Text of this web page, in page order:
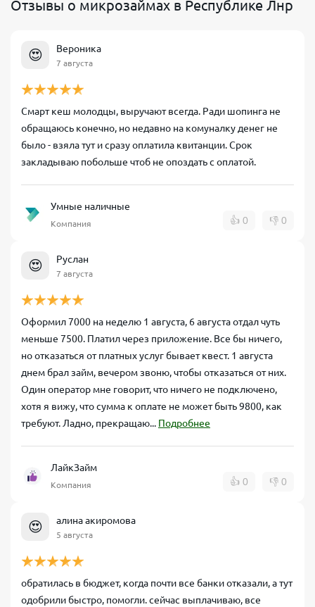
Отзывы о микрозаймах в Республике Лнр
😍 Вероника
7 августа
Смарт кеш молодцы, выручают всегда. Ради шопинга не
обращаюсь конечно, но недавно на комуналку денег не
было - взяла тут и сразу оплатила квитанции. Срок
закладываю побольше чтоб не опоздать с оплатой.
Умные наличные
Компания 👍 0 👎 0
😍 Руслан
7 августа
Оформил 7000 на неделю 1 августа, 6 августа отдал чуть
меньше 7500. Платил через приложение. Все бы ничего,
но отказаться от платных услуг бывает квест. 1 августа
днем брал займ, вечером звоню, чтобы отказаться от них.
Один оператор мне говорит, что ничего не подключено,
хотя я вижу, что сумма к оплате не может быть 9800, как
требуют. Ладно, прекращаю... Подробнее
ЛайкЗайм
Компания 👍 0 👎 0
😍 алина акиромова
5 августа
обратилась в бюджет, когда почти все банки отказали, а тут
одобрили быстро, помогли. сейчас выплачиваю, все